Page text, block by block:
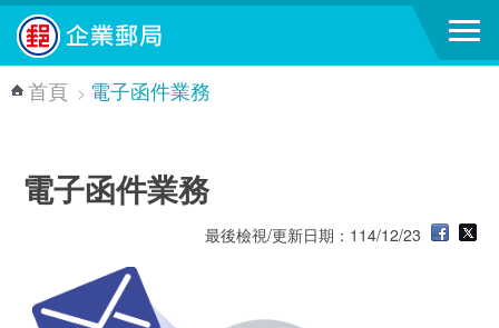
跳到主要內容區塊
首頁 > 電子函件業務
電子函件業務
最後檢視/更新日期：114/12/23